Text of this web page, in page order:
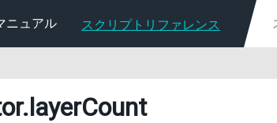
ニュアル スクリプトリファレンス
.layerCount